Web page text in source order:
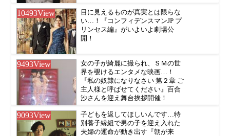
10493View
目に見えるものが真実とは限らな
い…！『コンフィデンスマンJP プ
リンセス編』がいよいよ劇場公
開！
9493View
女の子が綺麗に撮られ、ＳＭの世
界を覗けるエンタメな映画…！
『私の奴隷になりなさい 第２章 ご
主人様と呼ばせてください』百合
沙さんを迎え舞台挨拶開催！
9093View
子どもを返してほしいんです…特
別養子縁組で男の子を迎え入れた
夫婦の運命が動き出す『朝が来